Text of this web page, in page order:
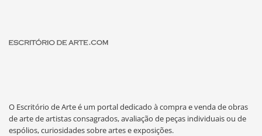
O Escritório de Arte é um portal dedicado à compra e venda de obras
de arte de artistas consagrados, avaliação de peças individuais ou de
espólios, curiosidades sobre artes e exposições.